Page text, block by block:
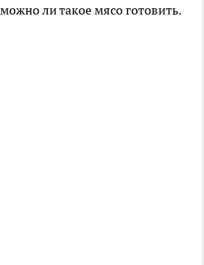
ли такое мясо готовить.